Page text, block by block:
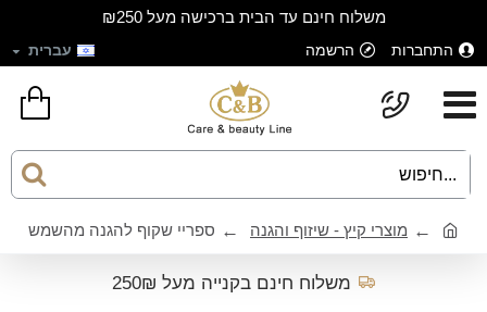
משלוח חינם עד הבית ברכישה מעל ₪250
התחברות הרשמה עברית
מוצרי קיץ - שיזוף והגנה ספריי שקוף להגנה מהשמש
משלוח חינם בקנייה מעל 250₪